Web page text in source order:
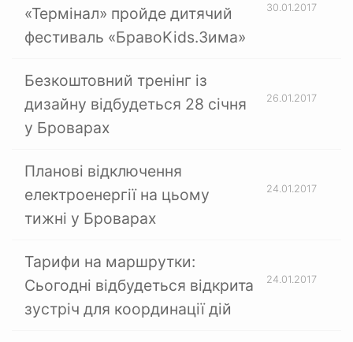
«Термінал» пройде дитячий
фестиваль «БравоKids.Зима»
30.01.2017
Безкоштовний тренінг із
дизайну відбудеться 28 січня
у Броварах
26.01.2017
Планові відключення
електроенергії на цьому
тижні у Броварах
24.01.2017
Тарифи на маршрутки:
Сьогодні відбудеться відкрита
зустріч для координації дій
24.01.2017